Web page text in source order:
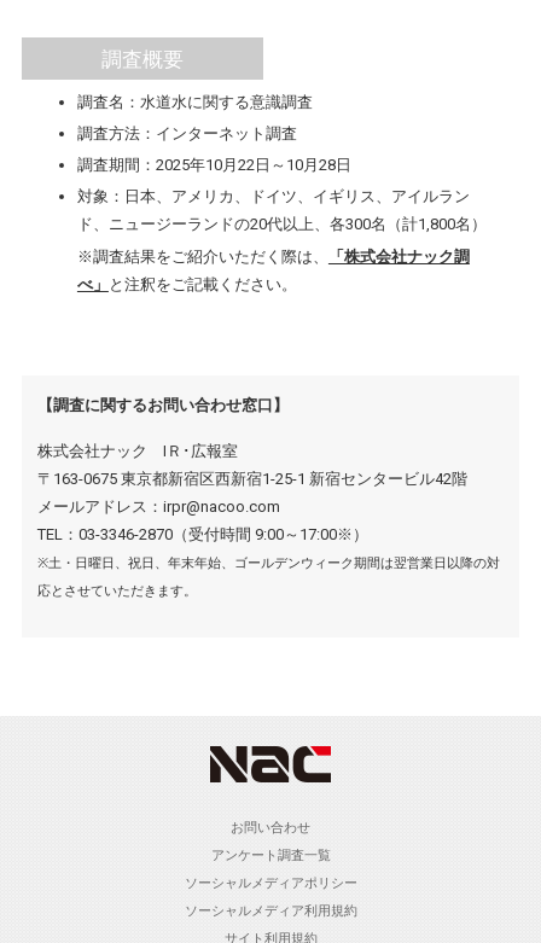
調査概要
調査名：水道水に関する意識調査
調査方法：インターネット調査
調査期間：2025年10月22日～10月28日
対象：日本、アメリカ、ドイツ、イギリス、アイルラン
ド、ニュージーランドの20代以上、各300名（計1,800名）
※調査結果をご紹介いただく際は、
「株式会社ナック調
べ」 と注釈をご記載ください。
【調査に関するお問い合わせ窓口】
株式会社ナック IＲ･広報室
〒163-0675 東京都新宿区西新宿1-25-1 新宿センタービル42階
メールアドレス：irpr@nacoo.com
TEL：03-3346-2870（受付時間 9:00～17:00※）
※土・日曜日、祝日、年末年始、ゴールデンウィーク期間は翌営業日以降の対
応とさせていただきます。
お問い合わせ
アンケート調査一覧
ソーシャルメディアポリシー
ソーシャルメディア利用規約
サイト利用規約